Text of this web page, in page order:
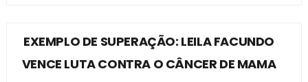
EXEMPLO DE SUPERAÇÃO: LEILA FACUNDO
VENCE LUTA CONTRA O CÂNCER DE MAMA